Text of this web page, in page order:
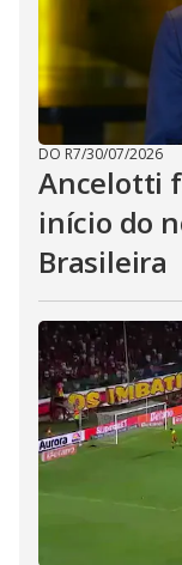
DO R7/30/07/2026
Ancelotti
início do
Brasileira